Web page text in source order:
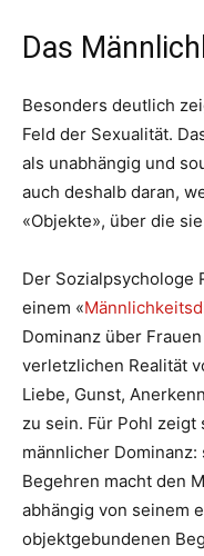
Das
Besonders deutlich
Feld der Sexualität.
als unabhängig und
auch deshalb daran,
«Objekte», über die
Der Sozialpsychologe
einem «
Dominanz über
verletzlichen Realität
Liebe, Gunst,
zu sein. Für Pohl
männlicher
Begehren macht den
abhängig von seinem
objektgebundenen